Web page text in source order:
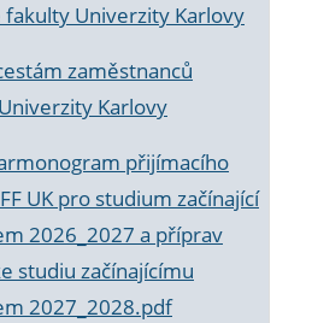
Univerzity Karlovy
zaměstnanců
Karlovy
přijímacího
UK pro studium začínající
2026_2027 a příprav
studiu začínajícímu
2027_2028.pdf